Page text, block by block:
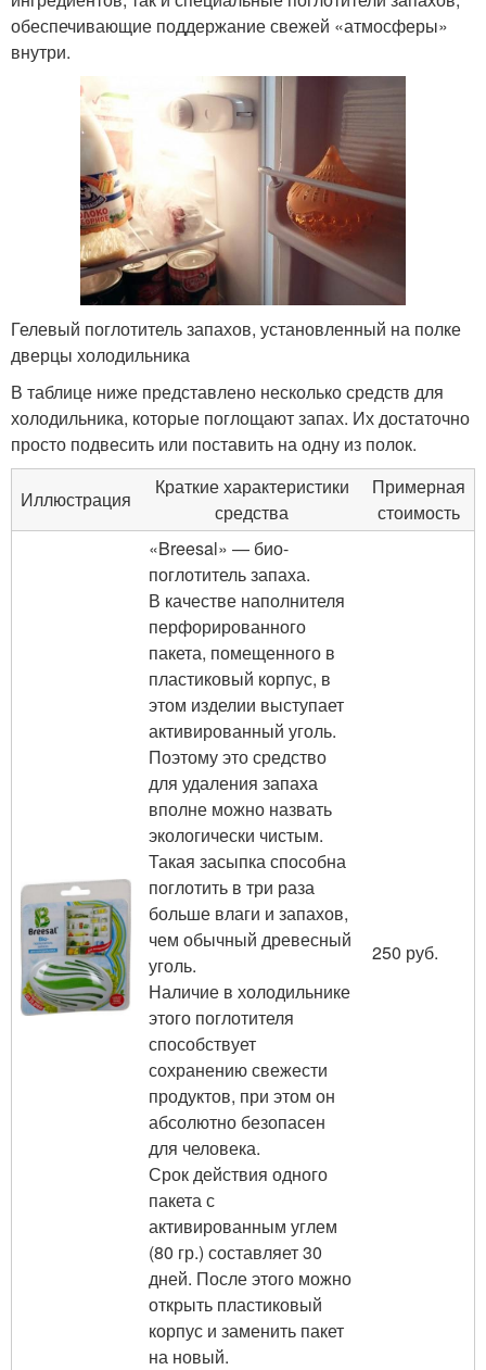
обеспечивающие поддержание свежей «атмосферы»
внутри.
Гелевый поглотитель запахов, установленный на полке
дверцы холодильника
В таблице ниже представлено несколько средств для
холодильника, которые поглощают запах. Их достаточно
просто подвесить или поставить на одну из полок.
Иллюстрация
Краткие характеристики
средства
Примерная
стоимость
«Breesal» — био-
поглотитель запаха.
В качестве наполнителя
перфорированного
пакета, помещенного в
пластиковый корпус, в
этом изделии выступает
активированный уголь.
Поэтому это средство
для удаления запаха
вполне можно назвать
экологически чистым.
Такая засыпка способна
поглотить в три раза
больше влаги и запахов,
чем обычный древесный
уголь.
Наличие в холодильнике
этого поглотителя
способствует
сохранению свежести
продуктов, при этом он
абсолютно безопасен
для человека.
Срок действия одного
пакета с
активированным углем
(80 гр.) составляет 30
дней. После этого можно
открыть пластиковый
корпус и заменить пакет
на новый.
250 руб.